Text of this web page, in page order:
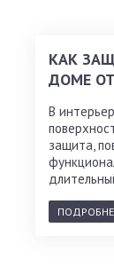
КАК
ДОМЕ
В
защита,